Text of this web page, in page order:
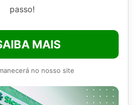
passo!
MAIS
no nosso site